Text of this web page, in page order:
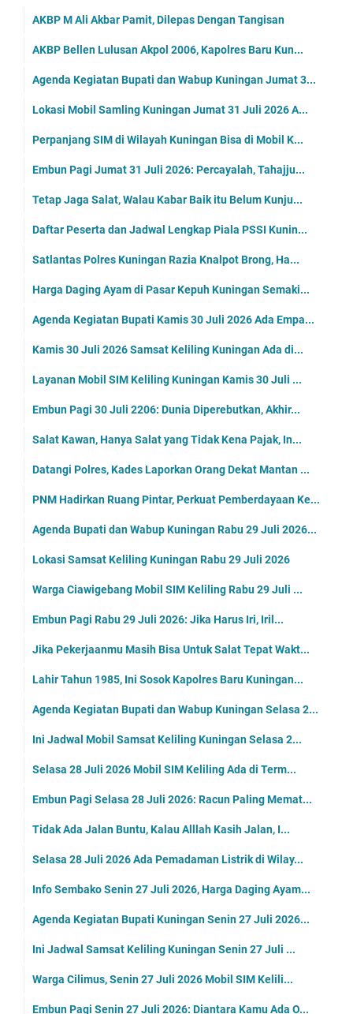
AKBP M Ali Akbar Pamit, Dilepas Dengan Tangisan
AKBP Bellen Lulusan Akpol 2006, Kapolres Baru Kun...
Agenda Kegiatan Bupati dan Wabup Kuningan Jumat 3...
Lokasi Mobil Samling Kuningan Jumat 31 Juli 2026 A...
Perpanjang SIM di Wilayah Kuningan Bisa di Mobil K...
Embun Pagi Jumat 31 Juli 2026: Percayalah, Tahajju...
Tetap Jaga Salat, Walau Kabar Baik itu Belum Kunju...
Daftar Peserta dan Jadwal Lengkap Piala PSSI Kunin...
Satlantas Polres Kuningan Razia Knalpot Brong, Ha...
Harga Daging Ayam di Pasar Kepuh Kuningan Semaki...
Agenda Kegiatan Bupati Kamis 30 Juli 2026 Ada Empa...
Kamis 30 Juli 2026 Samsat Keliling Kuningan Ada di...
Layanan Mobil SIM Keliling Kuningan Kamis 30 Juli ...
Embun Pagi 30 Juli 2206: Dunia Diperebutkan, Akhir...
Salat Kawan, Hanya Salat yang Tidak Kena Pajak, In...
Datangi Polres, Kades Laporkan Orang Dekat Mantan ...
PNM Hadirkan Ruang Pintar, Perkuat Pemberdayaan Ke...
Agenda Bupati dan Wabup Kuningan Rabu 29 Juli 2026...
Lokasi Samsat Keliling Kuningan Rabu 29 Juli 2026
Warga Ciawigebang Mobil SIM Keliling Rabu 29 Juli ...
Embun Pagi Rabu 29 Juli 2026: Jika Harus Iri, Iril...
Jika Pekerjaanmu Masih Bisa Untuk Salat Tepat Wakt...
Lahir Tahun 1985, Ini Sosok Kapolres Baru Kuningan...
Agenda Kegiatan Bupati dan Wabup Kuningan Selasa 2...
Ini Jadwal Mobil Samsat Keliling Kuningan Selasa 2...
Selasa 28 Juli 2026 Mobil SIM Keliling Ada di Term...
Embun Pagi Selasa 28 Juli 2026: Racun Paling Memat...
Tidak Ada Jalan Buntu, Kalau Alllah Kasih Jalan, I...
Selasa 28 Juli 2026 Ada Pemadaman Listrik di Wilay...
Info Sembako Senin 27 Juli 2026, Harga Daging Ayam...
Agenda Kegiatan Bupati Kuningan Senin 27 Juli 2026...
Ini Jadwal Samsat Keliling Kuningan Senin 27 Juli ...
Warga Cilimus, Senin 27 Juli 2026 Mobil SIM Kelili...
Embun Pagi Senin 27 Juli 2026: Diantara Kamu Ada O...